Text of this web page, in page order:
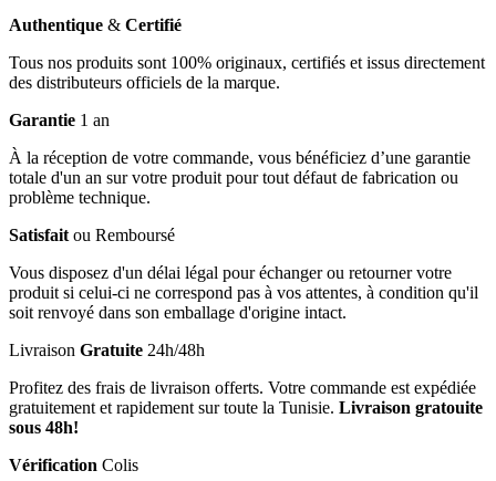
Authentique & Certifié
Tous nos produits sont 100% originaux, certifiés et issus directement
des distributeurs officiels de la marque.
Garantie 1 an
À la réception de votre commande, vous bénéficiez d’une garantie
totale d'un an sur votre produit pour tout défaut de fabrication ou
problème technique.
Satisfait ou Remboursé
Vous disposez d'un délai légal pour échanger ou retourner votre
produit si celui-ci ne correspond pas à vos attentes, à condition qu'il
soit renvoyé dans son emballage d'origine intact.
Livraison Gratuite 24h/48h
Profitez des frais de livraison offerts. Votre commande est expédiée
gratuitement et rapidement sur toute la Tunisie. Livraison gratouite
sous 48h!
Vérification Colis